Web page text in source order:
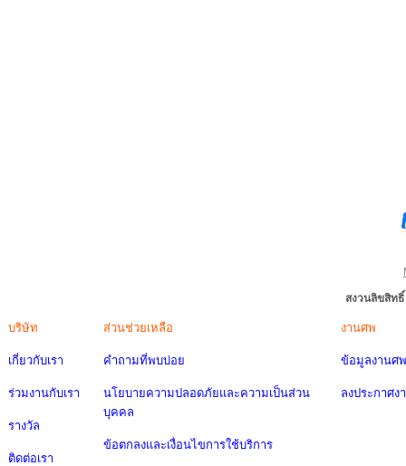
สงวนลิขสิท
บริษัท
เกี่ยวกับเรา
ร่วมงานกับเรา
รางวัล
ติดต่อเรา
ส่วนช่วยเหลือ
คำถามที่พบบ่อย
นโยบายความปลอดภัยและความเป็นส่วน
บุคคล
ข้อตกลงและเงื่อนไขการใช้บริการ
งานศพ
ข้อมูลงานศพ
ลงประกาศง